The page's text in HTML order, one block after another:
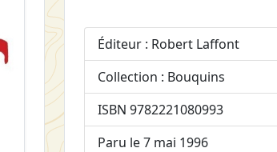
Éditeur : Robert Laffont
Collection : Bouquins
ISBN 9782221080993
Paru le 7 mai 1996